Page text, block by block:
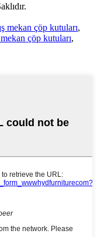
mekan çöp kutuları,
mekan çöp kutuları,